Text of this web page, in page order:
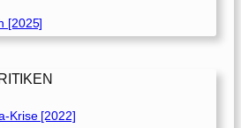
[2025]
Krise [2022]